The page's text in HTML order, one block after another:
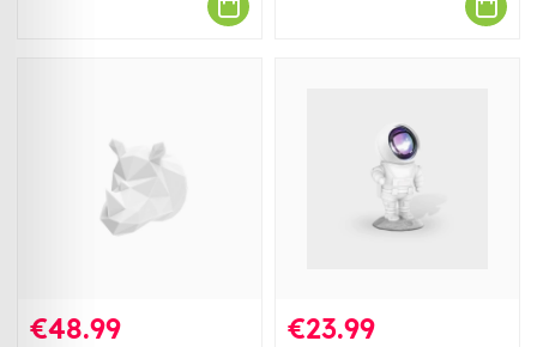
€48.99 €23.99